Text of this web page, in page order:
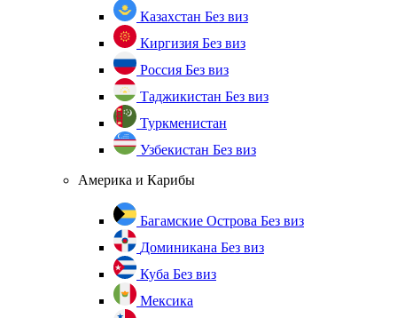
Казахстан Без виз
Киргизия Без виз
Россия Без виз
Таджикистан Без виз
Туркменистан
Узбекистан Без виз
Америка и Карибы
Багамские Острова Без виз
Доминикана Без виз
Куба Без виз
Мексика